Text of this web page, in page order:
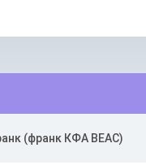
(франк КФА BEAC)